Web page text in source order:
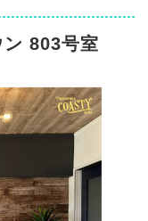
803号室